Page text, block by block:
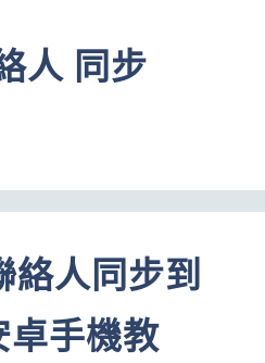
人 同步
人同步到
手機教